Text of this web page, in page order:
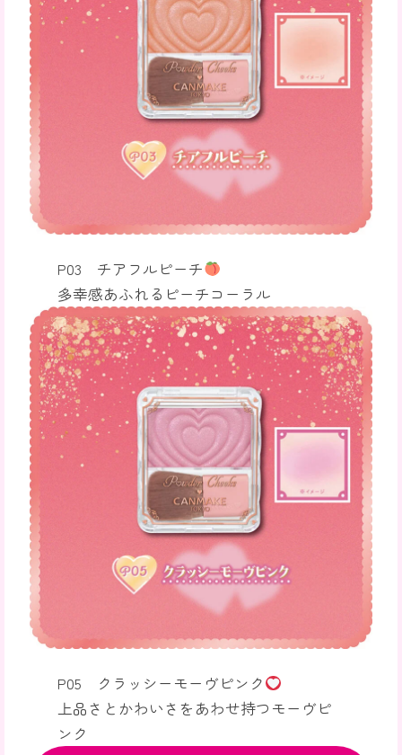
P03 チアフルピーチ
多幸感あふれるピーチコーラル
P05 クラッシーモーヴピンク
上品さとかわいさをあわせ持つモーヴピ
ンク